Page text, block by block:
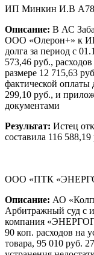
ИП Минкин И.В
Описание: В АС
ООО «Олерон+» к
долга за период с
573,46 руб.,
размере 12 715,63
фактической оплаты
299,10 руб., и
документами
Результат: Истец
составила 116 588,19
ООО «ПТК
Описание: АО
Арбитражный суд с
компания
90 коп. расходов на
товара, 95 010 руб.